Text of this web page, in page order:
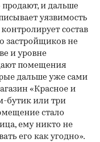
и дальше
уязвимость
состав
застройщиков не
и уровне
помещения
дальше уже сами
«Красное и
бутик или три
стало
ему никто не
его как угодно».